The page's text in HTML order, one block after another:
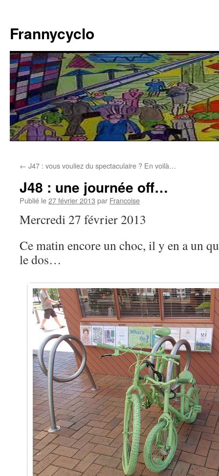
contenu
Frannycyclo
← J47 : vous vouliez du spectaculaire ? En voilà…
J48 : une journée off…
Publié le27 février 2013 par Francoise
Mercredi 27 février 2013
Ce matin encore un choc, il y en a un
le dos…